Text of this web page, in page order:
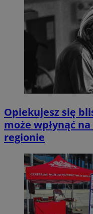
Opiekujesz się
może wpłynąć
regionie